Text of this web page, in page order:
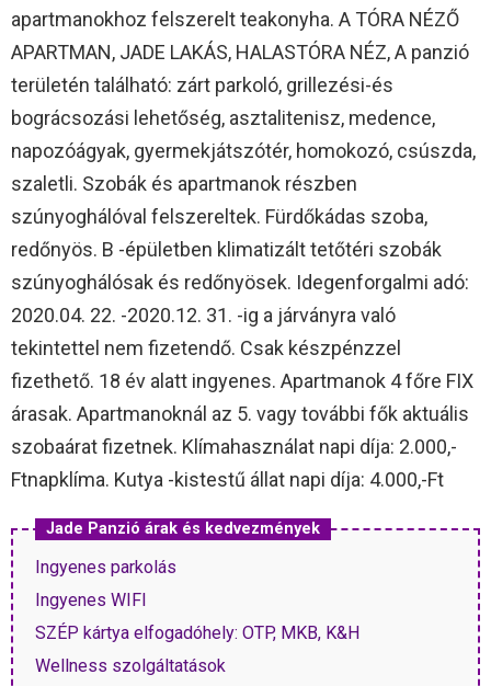
apartmanokhoz felszerelt teakonyha. A TÓRA NÉZŐ
APARTMAN, JADE LAKÁS, HALASTÓRA NÉZ, A panzió
területén található: zárt parkoló, grillezési-és
bográcsozási lehetőség, asztalitenisz, medence,
napozóágyak, gyermekjátszótér, homokozó, csúszda,
szaletli. Szobák és apartmanok részben
szúnyoghálóval felszereltek. Fürdőkádas szoba,
redőnyös. B -épületben klimatizált tetőtéri szobák
szúnyoghálósak és redőnyösek. Idegenforgalmi adó:
2020.04. 22. -2020.12. 31. -ig a járványra való
tekintettel nem fizetendő. Csak készpénzzel
fizethető. 18 év alatt ingyenes. Apartmanok 4 főre FIX
árasak. Apartmanoknál az 5. vagy további fők aktuális
szobaárat fizetnek. Klímahasználat napi díja: 2.000,-
Ftnapklíma. Kutya -kistestű állat napi díja: 4.000,-Ft
Jade Panzió árak és kedvezmények
Ingyenes parkolás
Ingyenes WIFI
SZÉP kártya elfogadóhely: OTP, MKB, K&H
Wellness szolgáltatások